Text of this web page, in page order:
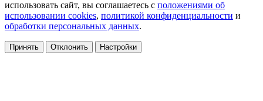
использовать сайт, вы соглашаетесь с положениями об
использовании cookies, политикой конфиденциальности и
обработки персональных данных.
Принять Отклонить Настройки